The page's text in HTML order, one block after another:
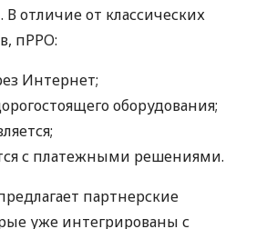
отличие от классических
пРРО:
Интернет;
оборудования;
с платежными решениями.
партнерские
уже интегрированы с